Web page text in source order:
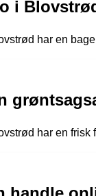
i
har en
har en